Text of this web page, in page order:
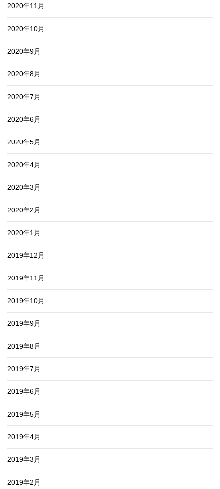
2020年11月
2020年10月
2020年9月
2020年8月
2020年7月
2020年6月
2020年5月
2020年4月
2020年3月
2020年2月
2020年1月
2019年12月
2019年11月
2019年10月
2019年9月
2019年8月
2019年7月
2019年6月
2019年5月
2019年4月
2019年3月
2019年2月